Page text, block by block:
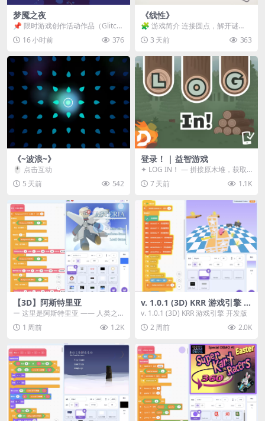
梦魇之夜
📌 限时游戏创作活动作品（Glitch
Game Jam） 📖 故事背景 怪物四...
16 小时前 376
《线性》
🧩 游戏简介 连接圆点，解开谜
题。 ⚠️ 重要提示 所有关卡均可通
关，请确保使用...
3 天前 363
《~波浪~》
🖱️ 点击互动
5 天前
542
登录！ | 益智游戏
✦ LOG IN！ — 拼接原木堆，获取
分数！ ᑕ☲◎ ᑕ☲◎ ᑕ☲◎ ᑕ☲◎ ...
7 天前 1.1K
【3D】阿斯特里亚
ー 这里是阿斯特里亚 —— 人类之
罪与未来希望交汇之地 📖 游戏简
介 《阿斯特里...
1 周前 1.2K
v. 1.0.1 (3D) KRR 游戏引擎 开
发版
v. 1.0.1 (3D) KRR 游戏引擎 开发版
2 周前
2.0K